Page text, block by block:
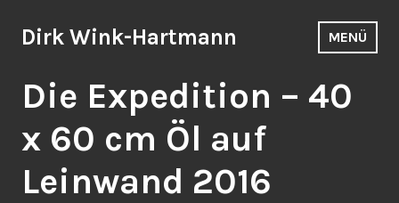
Inhalt
Dirk Wink-Hartmann MENÜ
Die Expedition – 40
x 60 cm Öl auf
Leinwand 2016